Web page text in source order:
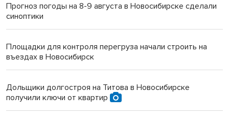
Прогноз погоды на 8-9 августа в Новосибирске сделали
синоптики
Площадки для контроля перегруза начали строить на
въездах в Новосибирск
Дольщики долгостроя на Титова в Новосибирске
получили ключи от квартир